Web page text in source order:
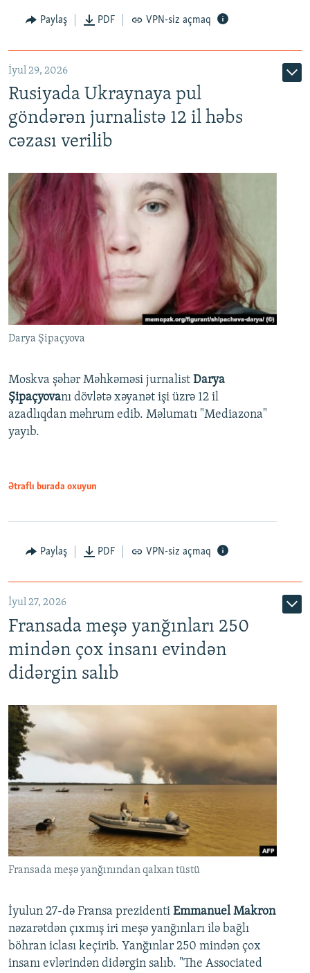
Paylaş PDF VPN-siz açmaq
İyul 29, 2026
Rusiyada Ukraynaya pul
göndərən jurnalistə 12 il həbs
cəzası verilib
Darya Şipaçyova
Moskva şəhər Məhkəməsi jurnalist Darya
Şipaçyovanı dövlətə xəyanət işi üzrə 12 il
azadlıqdan məhrum edib. Məlumatı "Mediazona"
yayıb.
Ətraflı burada oxuyun
Paylaş PDF VPN-siz açmaq
İyul 27, 2026
Fransada meşə yanğınları 250
mindən çox insanı evindən
didərgin salıb
Fransada meşə yanğınından qalxan tüstü
İyulun 27-də Fransa prezidenti Emmanuel Makron
nəzarətdən çıxmış iri meşə yanğınları ilə bağlı
böhran iclası keçirib. Yanğınlar 250 mindən çox
insanı evlərindən didərgin salıb. "The Associated